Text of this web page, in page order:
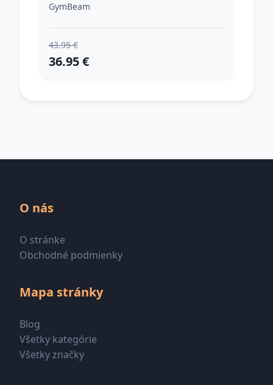
GymBeam
43.95 €
36.95 €
O nás
O stránke
Obchodné podmienky
Mapa stránky
Blog
Všetky kategórie
Všetky značky